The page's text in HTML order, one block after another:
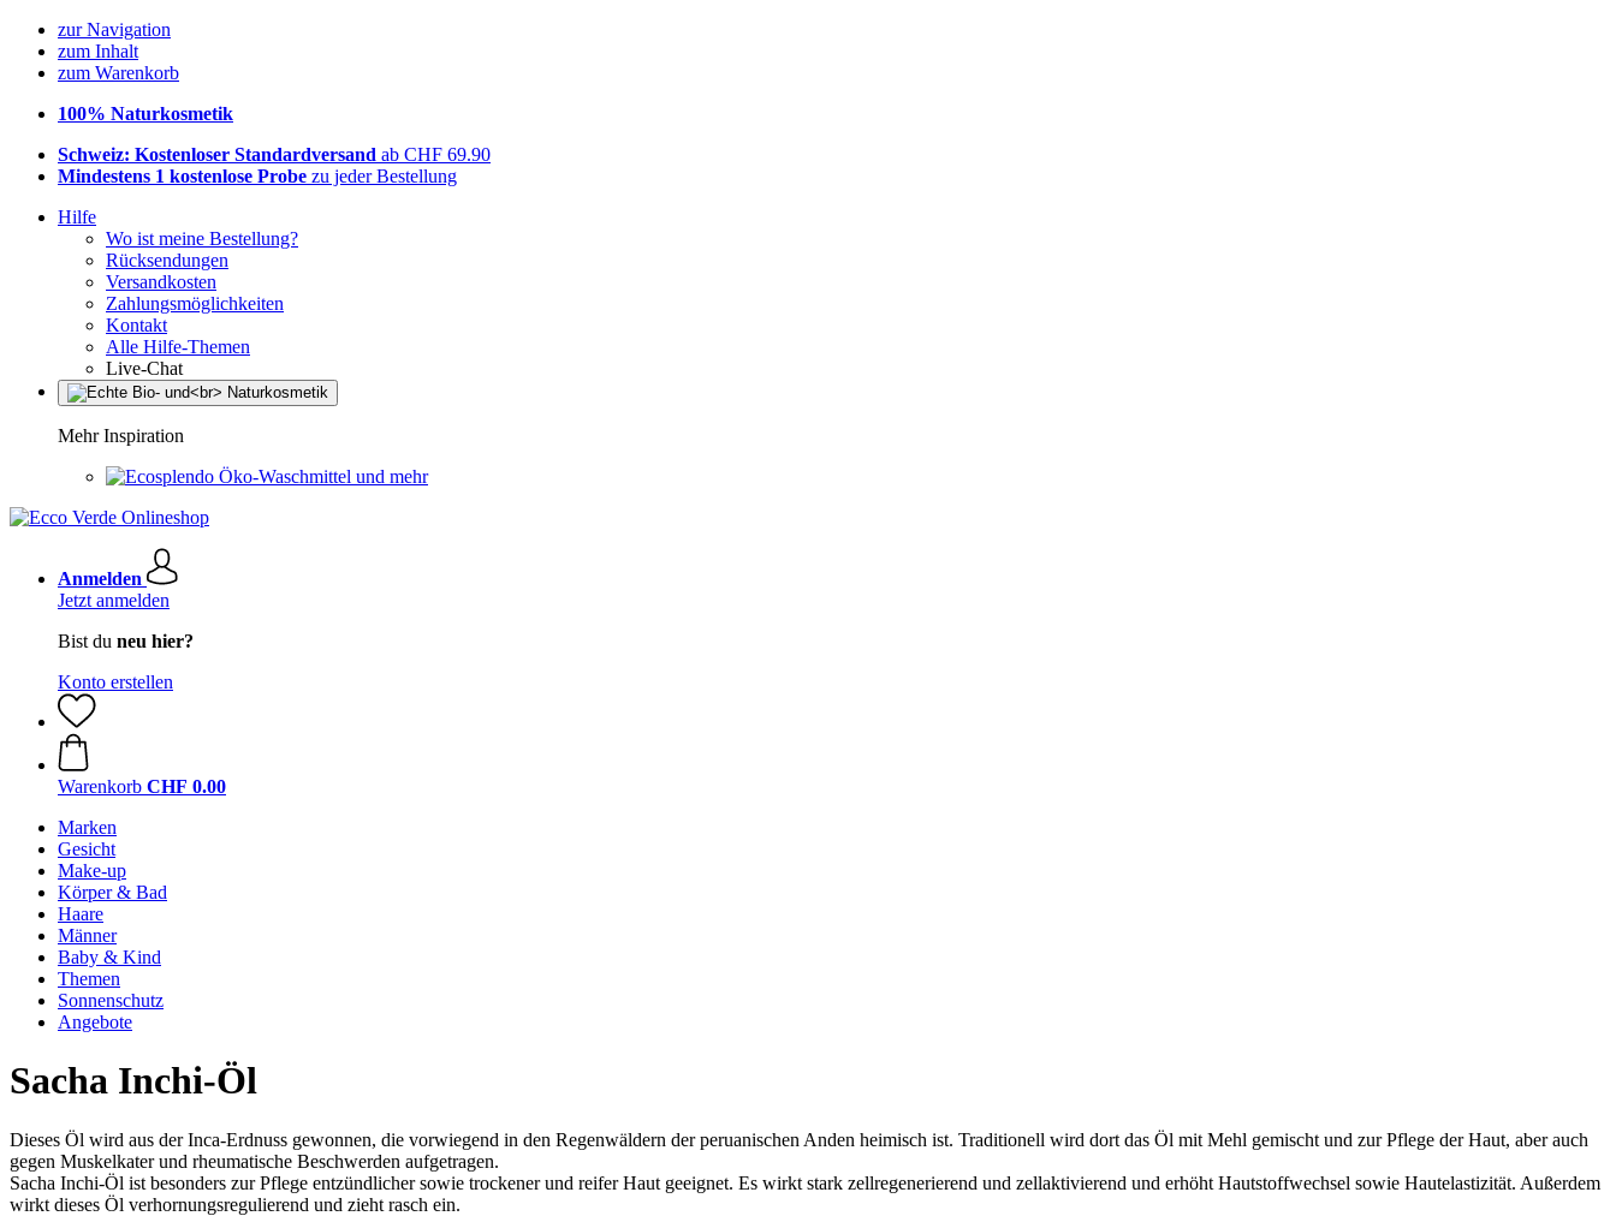
zur Navigation
zum Inhalt
zum Warenkorb
100% Naturkosmetik
Schweiz: Kostenloser Standardversand ab CHF 69.90
Mindestens 1 kostenlose Probe zu jeder Bestellung
Hilfe
Wo ist meine Bestellung?
Rücksendungen
Versandkosten
Zahlungsmöglichkeiten
Kontakt
Alle Hilfe-Themen
Live-Chat
Mehr Inspiration
Öko-Waschmittel und mehr
Anmelden
Jetzt anmelden
Bist du neu hier?
Konto erstellen
Warenkorb CHF 0.00
Marken
Gesicht
Make-up
Körper & Bad
Haare
Männer
Baby & Kind
Themen
Sonnenschutz
Angebote
Sacha Inchi-Öl
Dieses Öl wird aus der Inca-Erdnuss gewonnen, die vorwiegend in den Regenwäldern der peruanischen Anden heimisch ist. Traditionell wird dort das Öl mit Mehl gemischt und zur Pflege der Haut, aber auch
gegen Muskelkater und rheumatische Beschwerden aufgetragen.
Sacha Inchi-Öl ist besonders zur Pflege entzündlicher sowie trockener und reifer Haut geeignet. Es wirkt stark zellregenerierend und zellaktivierend und erhöht Hautstoffwechsel sowie Hautelastizität. Außerdem
wirkt dieses Öl verhornungsregulierend und zieht rasch ein.